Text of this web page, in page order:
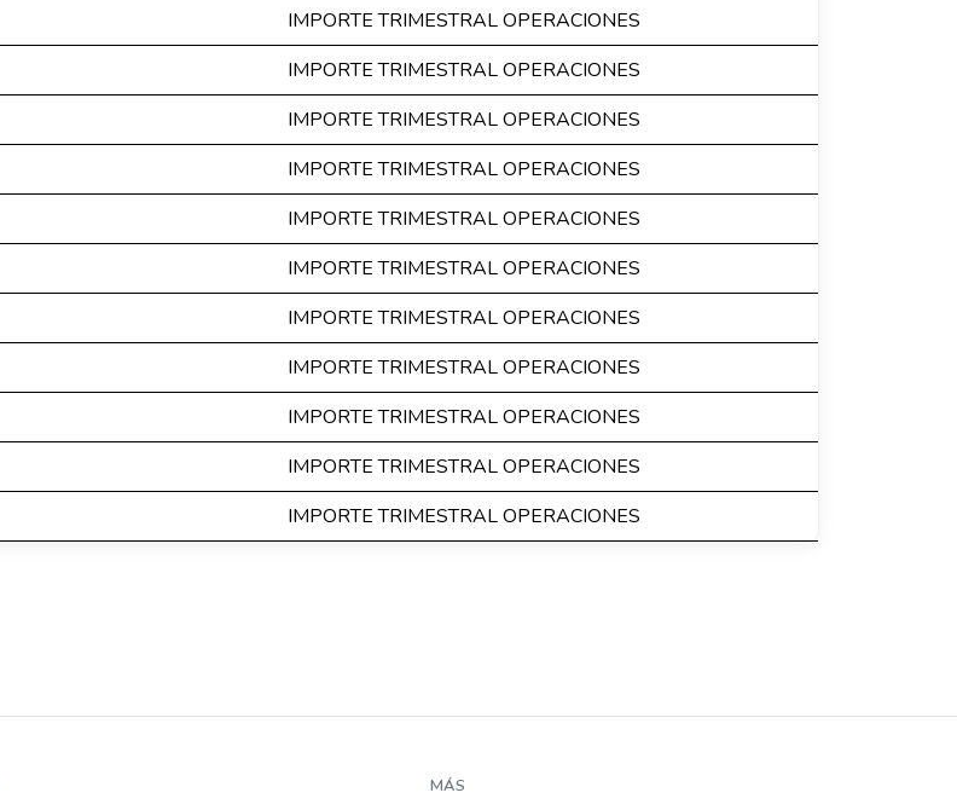
IMPORTE TRIMESTRAL OPERACIONES
IMPORTE TRIMESTRAL OPERACIONES
IMPORTE TRIMESTRAL OPERACIONES
IMPORTE TRIMESTRAL OPERACIONES
IMPORTE TRIMESTRAL OPERACIONES
IMPORTE TRIMESTRAL OPERACIONES
IMPORTE TRIMESTRAL OPERACIONES
IMPORTE TRIMESTRAL OPERACIONES
IMPORTE TRIMESTRAL OPERACIONES
IMPORTE TRIMESTRAL OPERACIONES
IMPORTE TRIMESTRAL OPERACIONES
MÁS